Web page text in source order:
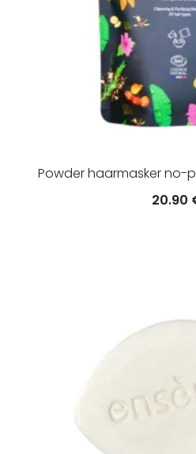
Powder haarmasker
20.90